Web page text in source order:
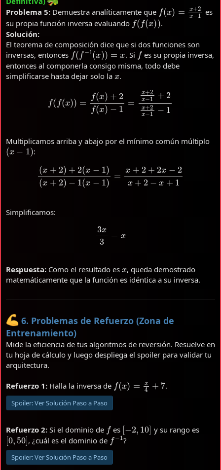
Problema 5: Demuestra analíticamente que (x = 2x− es
su propia función inversa evaluando f(f(x))
.
Solución:
El teorema de composición dice que si dos funciones son
inversas, entonces f(f−1(x) )=x . Si fes su propia inversa,
entonces al componerla consigo misma, todo debe
simplificarse hasta dejar solo la x.
− = 2 +2x 2 x−
Multiplicamos arriba y abajo por el mínimo común múltiplo
(x−1) :
)+2 x −1 ( +2)− (x− x 2 +2 x −2x 2−
Simplificamos:
3x
Respuesta: Como el resultado es
, queda demostrado
matemáticamente que la función es idéntica a su inversa.
6. Problemas de Refuerzo (Zona de
Entrenamiento)
Mide la eficiencia de tus algoritmos de reversión. Resuelve en
tu hoja de cálculo y luego despliega el spoiler para validar tu
arquitectura.
Refuerzo 1: Halla la inversa de (x = +7 .
Spoiler:Ver Solución Paso a Paso
Refuerzo 2: Si el dominio de es [ 2 10] y su rango es
[0,50], ¿cuál es el dominio de −1?
Spoiler:Ver Solución Paso a Paso